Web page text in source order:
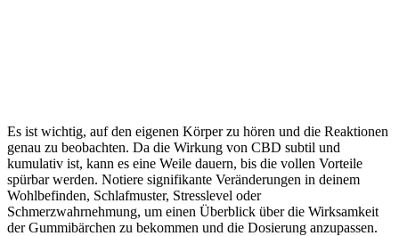
Es ist wichtig, auf den eigenen Körper zu hören und die Reaktionen
genau zu beobachten. Da die Wirkung von CBD subtil und
kumulativ ist, kann es eine Weile dauern, bis die vollen Vorteile
spürbar werden. Notiere signifikante Veränderungen in deinem
Wohlbefinden, Schlafmuster, Stresslevel oder
Schmerzwahrnehmung, um einen Überblick über die Wirksamkeit
der Gummibärchen zu bekommen und die Dosierung anzupassen.